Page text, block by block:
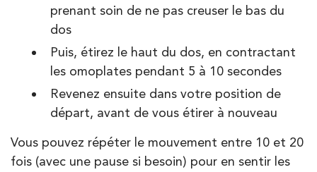
prenant soin de ne pas creuser le bas du
dos
Puis, étirez le haut du dos, en contractant
les omoplates pendant 5 à 10 secondes
Revenez ensuite dans votre position de
départ, avant de vous étirer à nouveau
Vous pouvez répéter le mouvement entre 10 et 20
fois (avec une pause si besoin) pour en sentir les
PRENDRE RDV
PRENDRE RDV